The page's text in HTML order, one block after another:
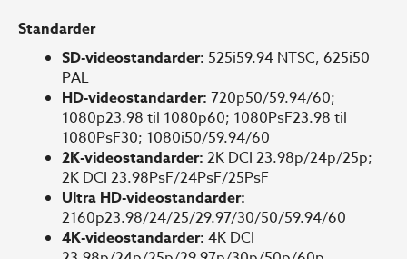
Standarder
SD-videostandarder: 525i59.94 NTSC, 625i50
PAL
HD-videostandarder: 720p50/59.94/60;
1080p23.98 til 1080p60; 1080PsF23.98 til
1080PsF30; 1080i50/59.94/60
2K-videostandarder: 2K DCI 23.98p/24p/25p;
2K DCI 23.98PsF/24PsF/25PsF
Ultra HD-videostandarder:
2160p23.98/24/25/29.97/30/50/59.94/60
4K-videostandarder: 4K DCI